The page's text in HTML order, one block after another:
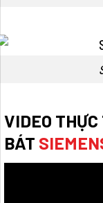
VIDEO THỰC
BÁT